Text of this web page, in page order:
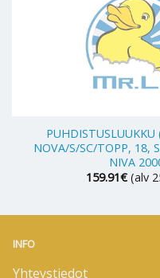
PUHDISTUSLUUKKU
NOVA/S/SC/TOPP, 18,
NIVA
159.91€ (alv
INFO
Yhteystiedot